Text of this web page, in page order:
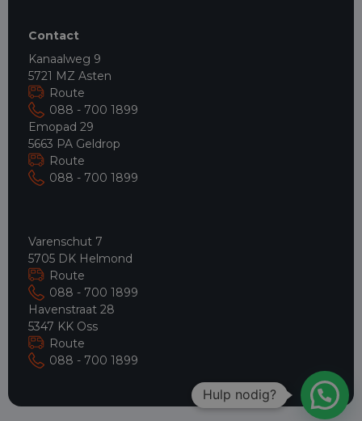
Contact
Kanaalweg 9
5721 MZ Asten
Route
088 - 700 1899
Emopad 29
5663 PA Geldrop
Route
088 - 700 1899
Varenschut 7
5705 DK Helmond
Route
088 - 700 1899
Havenstraat 28
5347 KK Oss
Route
088 - 700 1899
Hulp nodig?